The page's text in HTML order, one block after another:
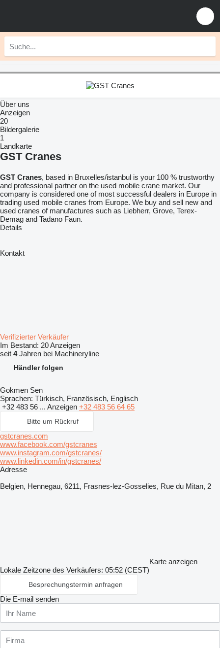
Über uns
Anzeigen
20
Bildergalerie
1
Landkarte
GST Cranes
GST Cranes, based in Bruxelles/istanbul is your 100 % trustworthy
and professional partner on the used mobile crane market. Our
company is considered one of most successful dealers in Europe in
trading used mobile cranes from Europe. We buy and sell new and
used cranes of manufactures such as Liebherr, Grove, Terex-
Demag and Tadano Faun.
Details
Kontakt
Verifizierter Verkäufer
Im Bestand: 20 Anzeigen
seit 4Jahren bei Machineryline
Händler folgen
Gokmen Sen
Sprachen: Türkisch, Französisch, Englisch
+32 483 56 ... Anzeigen +32 483 56 64 65
Bitte um Rückruf
gstcranes.com
www.facebook.com/gstcranes
www.instagram.com/gstcranes/
www.linkedin.com/in/gstcranes/
Adresse
Belgien, Hennegau, 6211, Frasnes-lez-Gosselies, Rue du Mitan, 2
Karte anzeigen
Lokale Zeitzone des Verkäufers: 05:52 (CEST)
Besprechungstermin anfragen
Die E-mail senden